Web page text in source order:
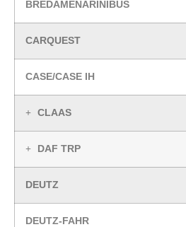
BREDAMENARINIBUS
CARQUEST
CASE/CASE IH
CLAAS
DAF TRP
DEUTZ
DEUTZ-FAHR